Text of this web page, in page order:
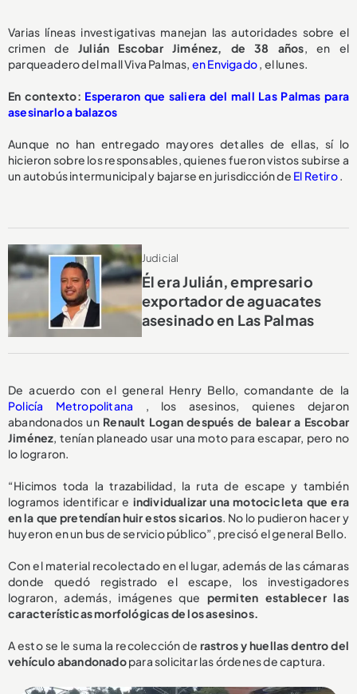
Varias líneas investigativas manejan las autoridades sobre el
crimen de Julián Escobar Jiménez, de 38 años, en el
parqueadero del mall Viva Palmas, en Envigado, el lunes.
En contexto: Esperaron que saliera del mall Las Palmas para
asesinarlo a balazos
Aunque no han entregado mayores detalles de ellas, sí lo
hicieron sobre los responsables, quienes fueron vistos subirse a
un autobús intermunicipal y bajarse en jurisdicción de El Retiro.
Judicial
Él era Julián, empresario
exportador de aguacates
asesinado en Las Palmas
De acuerdo con el general Henry Bello, comandante de la
Policía Metropolitana , los asesinos, quienes dejaron
abandonados un Renault Logan después de balear a Escobar
Jiménez, tenían planeado usar una moto para escapar, pero no
lo lograron.
“Hicimos toda la trazabilidad, la ruta de escape y también
logramos identificar e individualizar una motocicleta que era
en la que pretendían huir estos sicarios. No lo pudieron hacer y
huyeron en un bus de servicio público”, precisó el general Bello.
Con el material recolectado en el lugar, además de las cámaras
donde quedó registrado el escape, los investigadores
lograron, además, imágenes que permiten establecer las
características morfológicas de los asesinos.
A esto se le suma la recolección de rastros y huellas dentro del
vehículo abandonadopara solicitar las órdenes de captura.